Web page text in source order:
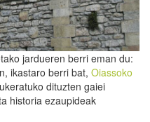
jardueren berri eman du:
ikastaro berri bat, Oiassoko
dituzten gaiei
historia ezaupideak